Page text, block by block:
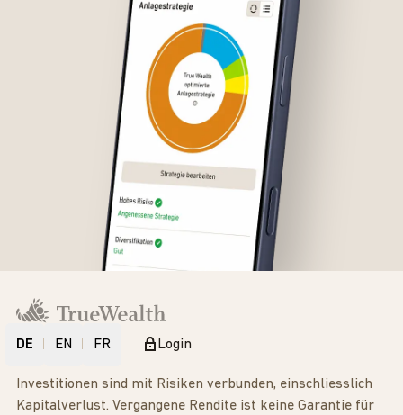
DE EN FR Login
Investitionen sind mit Risiken verbunden, einschliesslich
Kapitalverlust. Vergangene Rendite ist keine Garantie für